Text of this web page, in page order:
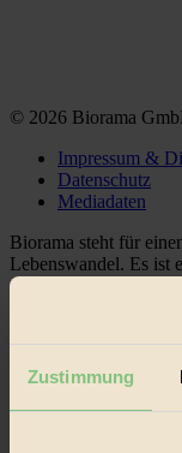
Zustimmung
© 2026 Biorama
Impressum &
Datenschutz
Mediadaten
Biorama steht für
Lebenswandel. Es ist
und Produkte, ein
Social Media
22.601 Fans auf
3.415 Follower auf